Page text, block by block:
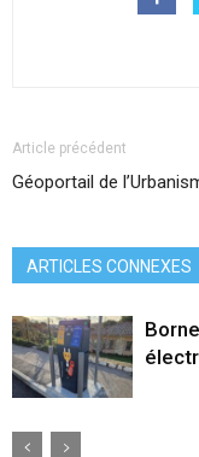
Article précédent
Géoportail de
ARTICLES CONNEXES